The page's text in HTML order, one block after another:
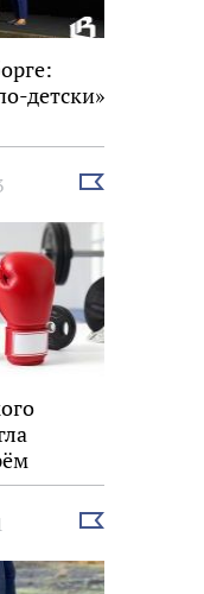
детски»
Выбрать
Выбрать